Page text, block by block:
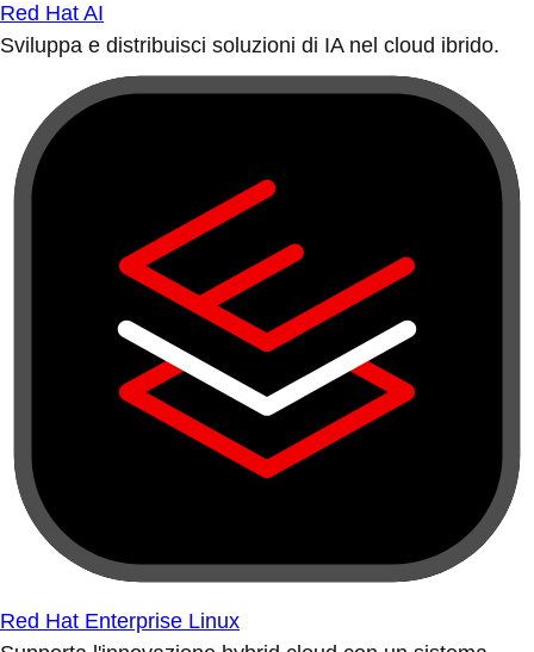
Red Hat AI
Sviluppa e distribuisci soluzioni di IA nel cloud ibrido.
Red Hat Enterprise Linux